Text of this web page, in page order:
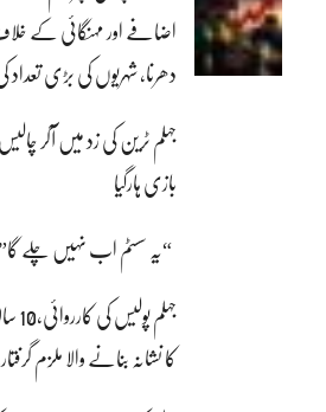
اضافے اور مہنگائی کے
دھرنا، شہریوں کی بڑی
جہلم ٹرین کی زد میں آکر
بازی ہارگیا
“یہ سسٹم اب نہیں چلے
کا نشانہ بنانے والا ملزم